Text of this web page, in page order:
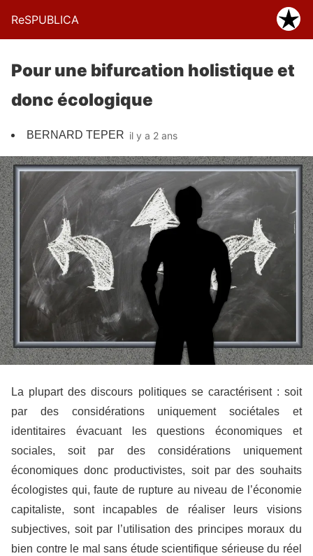
ReSPUBLICA
Pour une bifurcation holistique et
donc écologique
BERNARD TEPER il y a 2 ans
La plupart des discours politiques se caractérisent : soit
par des considérations uniquement sociétales et
identitaires évacuant les questions économiques et
sociales, soit par des considérations uniquement
économiques donc productivistes, soit par des souhaits
écologistes qui, faute de rupture au niveau de l’économie
capitaliste, sont incapables de réaliser leurs visions
subjectives, soit par l’utilisation des principes moraux du
bien contre le mal sans étude scientifique sérieuse du réel